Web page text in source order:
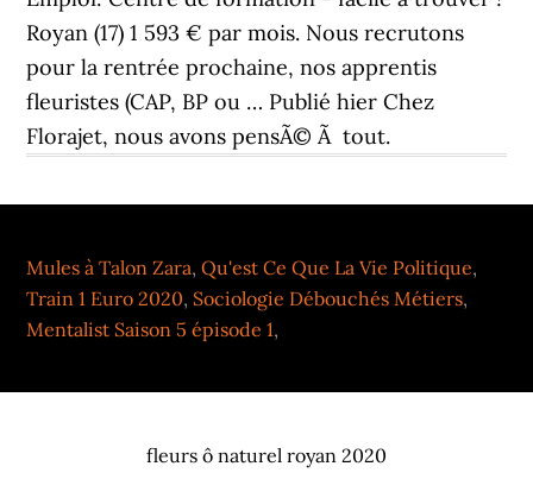
Mules à Talon Zara,Qu'est Ce Que La Vie Politique,
Train 1 Euro 2020, Sociologie Débouchés Métiers,
Mentalist Saison 5 épisode 1,
fleurs ô naturel royan 2020